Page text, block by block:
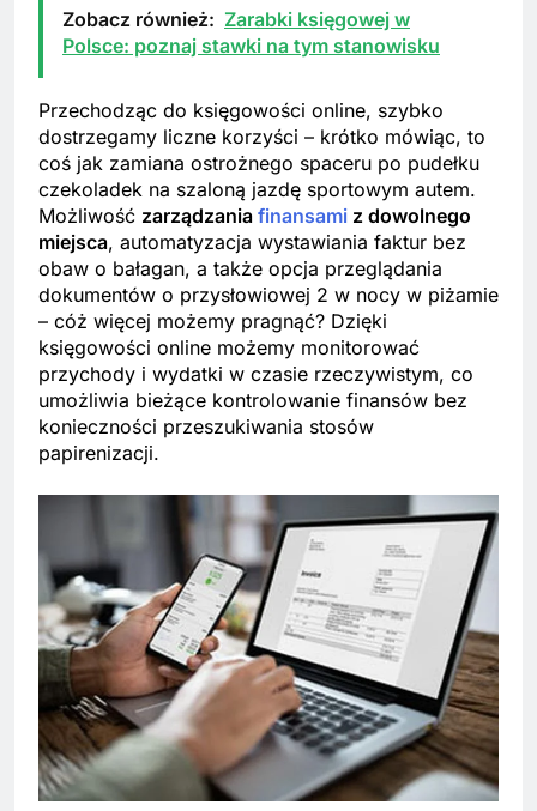
Zobacz również: Zarabki księgowej w
Polsce: poznaj stawki na tym stanowisku
Przechodząc do księgowości online, szybko
dostrzegamy liczne korzyści – krótko mówiąc, to
coś jak zamiana ostrożnego spaceru po pudełku
czekoladek na szaloną jazdę sportowym autem.
Możliwość zarządzania finansami z dowolnego
miejsca, automatyzacja wystawiania faktur bez
obaw o bałagan, a także opcja przeglądania
dokumentów o przysłowiowej 2 w nocy w piżamie
– cóż więcej możemy pragnąć? Dzięki
księgowości online możemy monitorować
przychody i wydatki w czasie rzeczywistym, co
umożliwia bieżące kontrolowanie finansów bez
konieczności przeszukiwania stosów
papirenizacji.